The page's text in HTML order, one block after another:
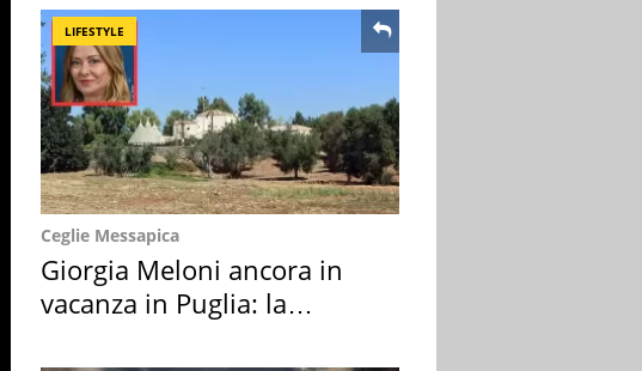
LIFESTYLE
Ceglie Messapica
Giorgia Meloni ancora in
vacanza in Puglia: la